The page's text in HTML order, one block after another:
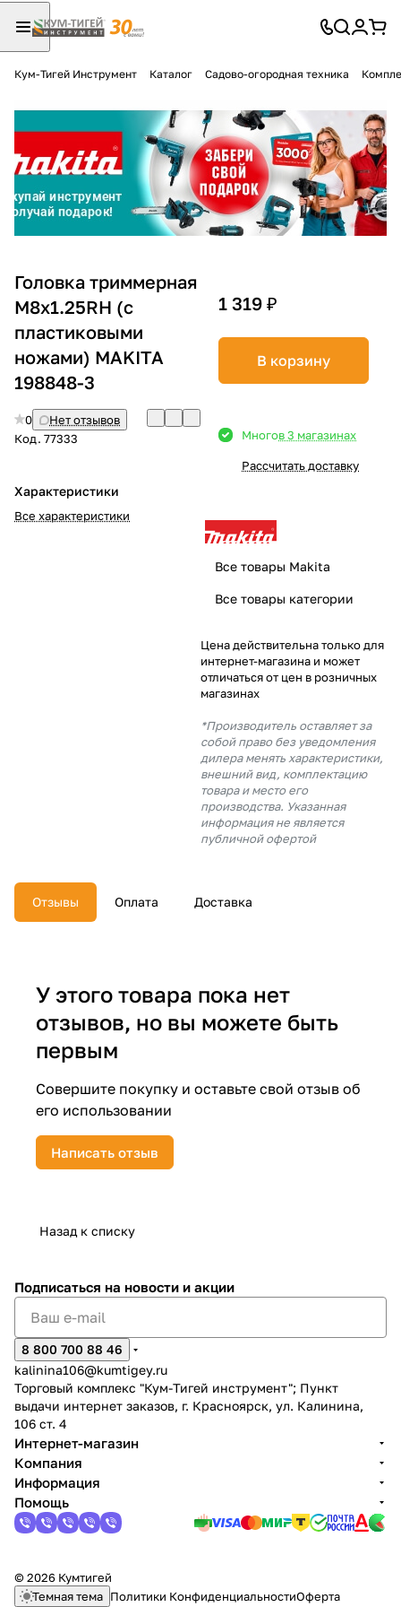
Кум-Тигей Инструмент Каталог Садово-огородная техника
Головка триммерная
M8х1.25RH (с
пластиковыми
ножами) MAKITA
198848-3
0
Нет отзывов
Код. 77333
Характеристики
Все характеристики
1 319 ₽
В корзину
Многов 3 магазинах
Рассчитать доставку
Все товары Makita
Все товары категории
Цена действительна только для
интернет-магазина и может
отличаться от цен в розничных
магазинах
*Производитель оставляет за
собой право без уведомления
дилера менять характеристики,
внешний вид, комплектацию
товара и место его
производства. Указанная
информация не является
публичной офертой
Отзывы Оплата Доставка
У этого товара пока нет
отзывов, но вы можете быть
первым
Совершите покупку и оставьте свой отзыв об
его использовании
Написать отзыв
Назад к списку
Подписаться на новости и акции
8 800 700 88 46
kalinina106@kumtigey.ru
Торговый комплекс "Кум-Тигей инструмент"; Пункт
выдачи интернет заказов, г. Красноярск, ул. Калинина,
106 ст. 4
Интернет-магазин
Компания
Информация
Помощь
© 2026 Кумтигей
Темная тема Политики КонфиденциальностиОферта
Разбейте
оплатуна части
без переплат
График платежей
Сегодня
Добавляйте товары
Оплачивайте сегодня только
% картой любого банка
% будут
с вашей карты
недели
раз в 2 недели